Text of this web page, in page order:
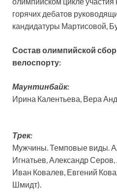
горячих дебатов
кандидатуры Мартисовой,
Состав олимпийской
велоспорту:
Маунтинбайк:
Ирина Калентьева, Вера
Трек:
Мужчины. Темповые виды.
Игнатьев, Александр
Иван Ковалев, Евгений
Шмидт).